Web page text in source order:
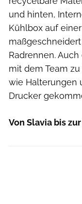
und hinten,
Kühlbox auf
Radrennen.
mit dem Team
wie Halterungen
Drucker
Von Slavia bis